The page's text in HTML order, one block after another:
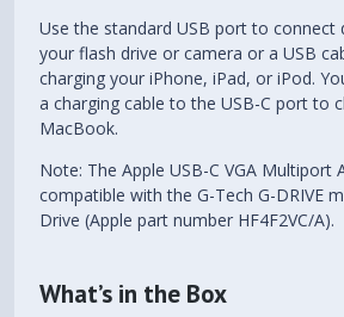
Use the standard USB port to connect
your flash drive or camera or a USB
charging your iPhone, iPad, or iPod.
a charging cable to the USB-C port to
MacBook.
Note: The Apple USB-C VGA Multiport
compatible with the G-Tech G-DRIVE
Drive (Apple part number HF4F2VC/A).
What’s in the Box